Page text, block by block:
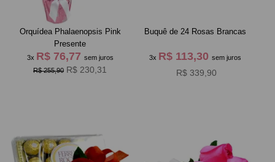
Orquídea Phalaenopsis Pink
Presente
3x R$ 76,77 sem juros
R$ 255,90 R$ 230,31
Buquê de 24 Rosas Brancas
3x R$ 113,30 sem juros
R$ 339,90